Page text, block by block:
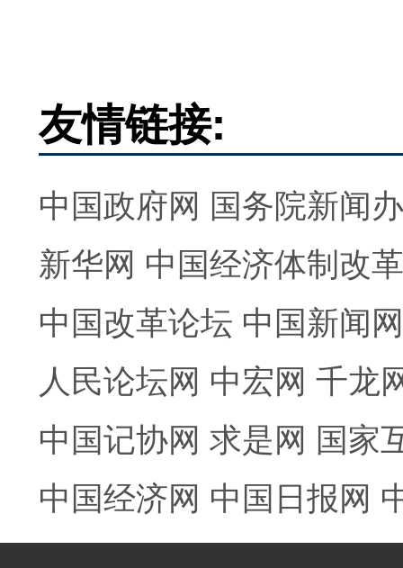
友情链接:
中国政府网 国务院新闻
新华网 中国经济体制改
中国改革论坛 中国新闻网
人民论坛网 中宏网 千龙
中国记协网 求是网 国家
中国经济网 中国日报网